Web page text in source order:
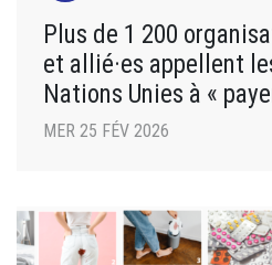
Plus de 1 200
et allié·es appellent
Nations Unies à «
MER 25 FÉV 2026